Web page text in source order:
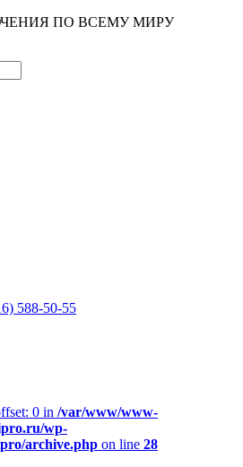
ПО ВСЕМУ МИРУ
588-50-55
0 in /var/www/www-
wp-
archive.php on line 28